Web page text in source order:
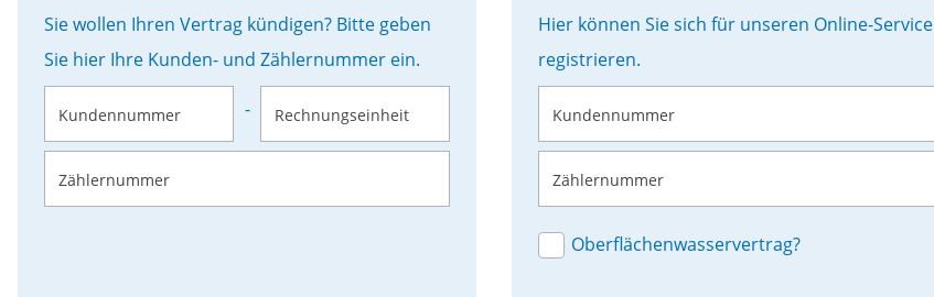
Sie wollen Ihren Vertrag kündigen? Bitte geben
Sie hier Ihre Kunden- und Zählernummer ein.
Kundennummer - Rechnungseinheit
Zählernummer
Hier können Sie sich für unseren Online-Service
registrieren.
Kundennummer
Zählernummer
Oberflächenwasservertrag?